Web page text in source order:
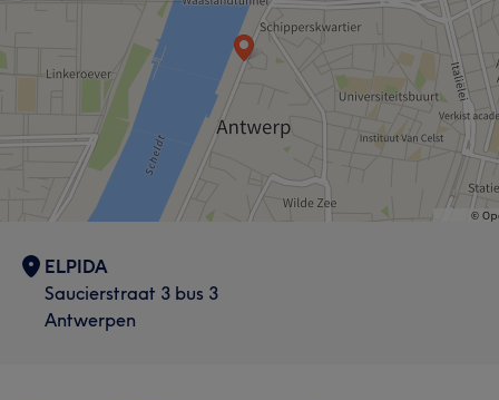
ELPIDA
Saucierstraat 3 bus 3
Antwerpen